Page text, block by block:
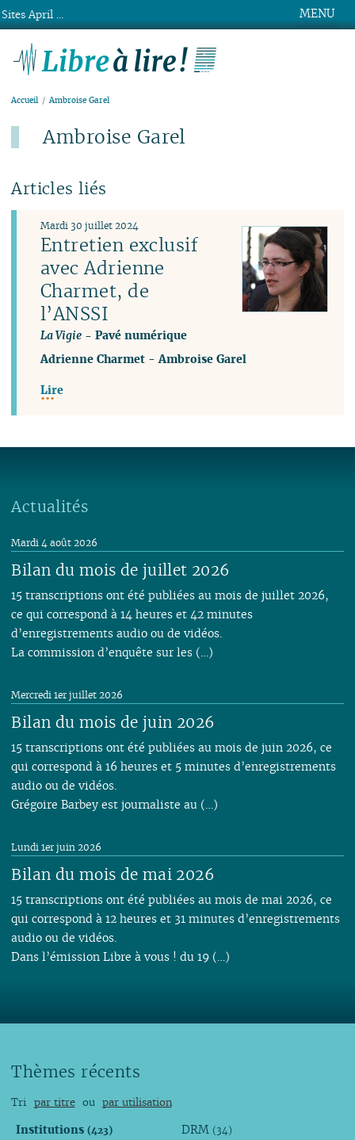
MENU
Accueil Ambroise Garel
Ambroise Garel
Articles liés
Entretien exclusif
avec Adrienne
Charmet, de
l’ANSSI
La Vigie - Pavé numérique
Mardi 30 juillet 2024
Adrienne Charmet -Ambroise Garel
Lire
Actualités
Bilan du mois de juillet 2026
Mardi 4 août 2026
15 transcriptions ont été publiées au mois de juillet 2026,
ce qui correspond à 14 heures et 42 minutes
d’enregistrements audio ou de vidéos.
La commission d’enquête sur les (…)
Bilan du mois de juin 2026
Mercredi 1er juillet 2026
15 transcriptions ont été publiées au mois de juin 2026, ce
qui correspond à 16 heures et 5 minutes d’enregistrements
audio ou de vidéos.
Grégoire Barbey est journaliste au (…)
Bilan du mois de mai 2026
Lundi 1er juin 2026
15 transcriptions ont été publiées au mois de mai 2026, ce
qui correspond à 12 heures et 31 minutes d’enregistrements
audio ou de vidéos.
Dans l’émission Libre à vous ! du 19 (…)
Thèmes récents
Tri par titre ou par utilisation
Institutions (423) DRM (34)
Sites April ...